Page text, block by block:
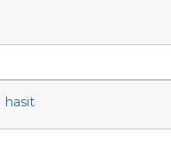
hasit